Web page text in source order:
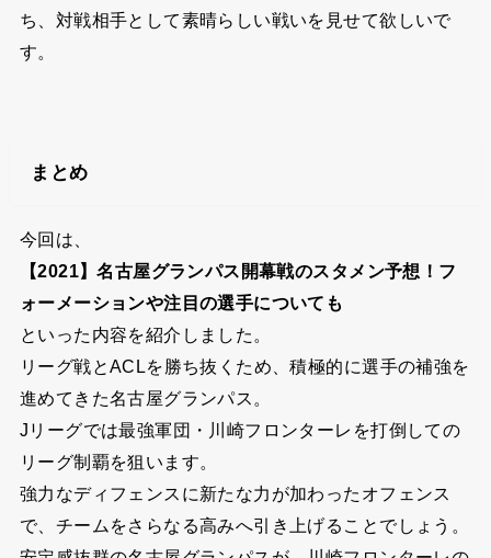
ち、対戦相手として素晴らしい戦いを見せて欲しいで
す。
まとめ
今回は、
【2021】名古屋グランパス開幕戦のスタメン予想！フ
ォーメーションや注目の選手についても
といった内容を紹介しました。
リーグ戦とACLを勝ち抜くため、積極的に選手の補強を
進めてきた名古屋グランパス。
Jリーグでは最強軍団・川崎フロンターレを打倒しての
リーグ制覇を狙います。
強力なディフェンスに新たな力が加わったオフェンス
で、チームをさらなる高みへ引き上げることでしょう。